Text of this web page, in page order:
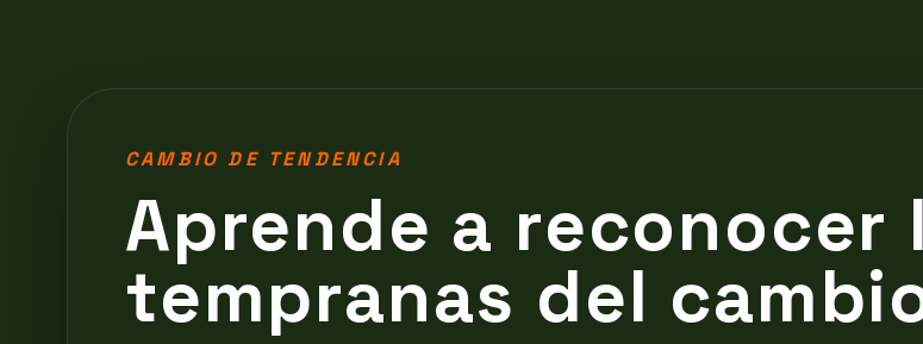
CAMBIO DE TENDENCIA
Aprende a reconocer
tempranas del